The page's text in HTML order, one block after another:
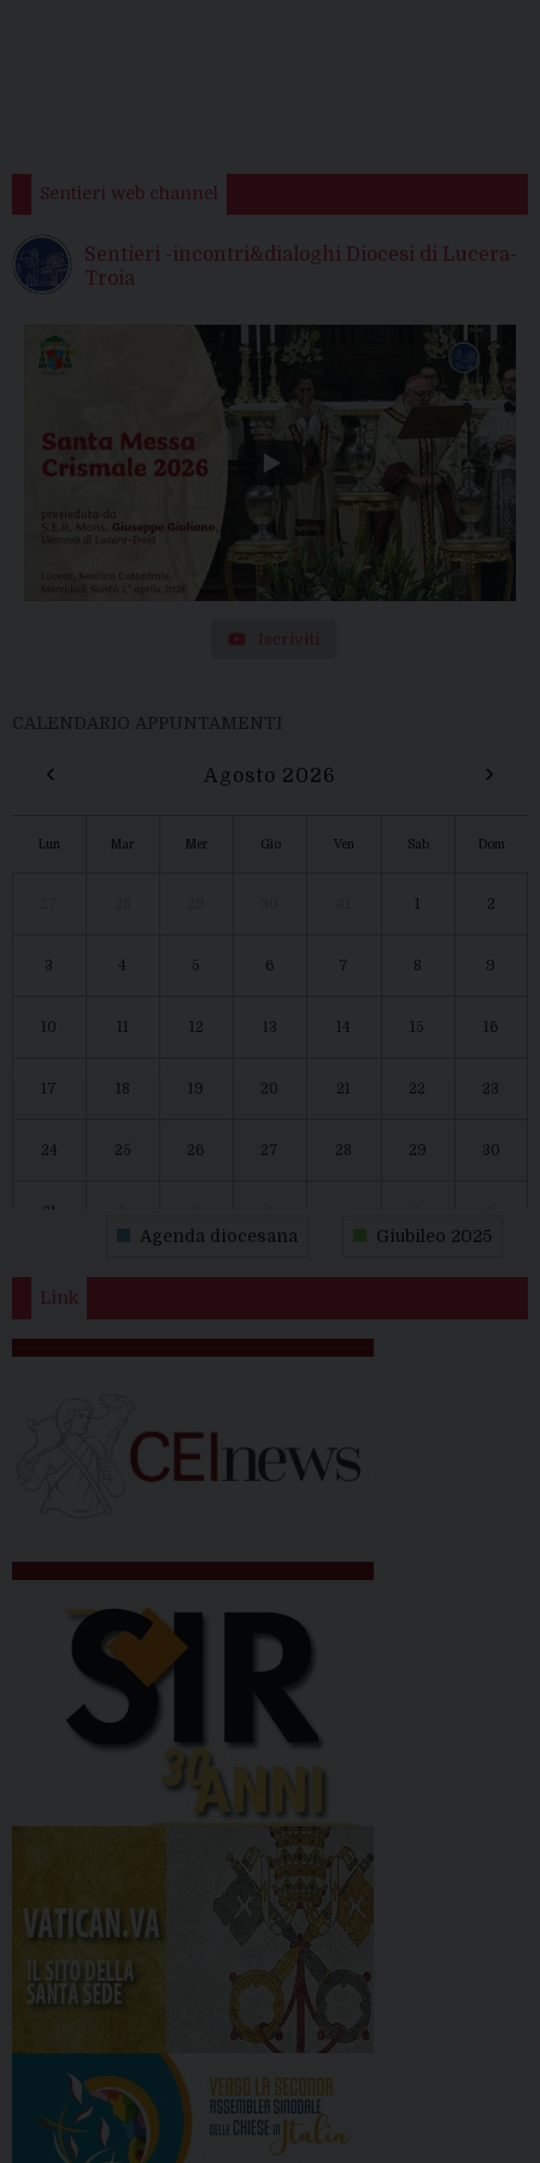
Sentieri web channel
Sentieri -incontri&dialoghi Diocesi di Lucera-
Troia
Iscriviti
CALENDARIO APPUNTAMENTI
‹ Agosto 2026 ›
Lun Mar Mer Gio Ven Sab Dom
2
3 4 5 6 7 8 9
10 12 13 14 15 16
17 18 19 20 21 22 23
24 25 26 27 28 29 30
31
Agenda diocesana Giubileo 2025
Link